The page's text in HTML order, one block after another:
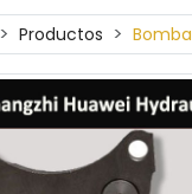
Productos